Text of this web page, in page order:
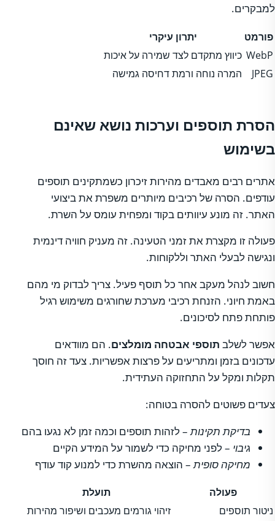
למבקרים.
פורמט
יתרון עיקרי
WebP כיווץ מתקדם לצד שמירה על איכות
JPEG
המרה נוחה ורמת דחיסה גמישה
הסרת תוספים וערכות נושא שאינם
בשימוש
אתרים רבים מאבדים מהירות זיכרון כשמתקינים תוספים
עודפים. הסרה של רכיבים מיותרים משפרת את ביצועי
האתר. זה מונע עיוותים בקוד ומפחית עומס על השרת.
פעולה זו מקצרת את זמני הטעינה. זה מעניק חוויה דינמית
ונגישה לבעלי האתר וללקוחות.
חשוב לנהל מעקב אחר כל תוסף פעיל. צריך לבדוק מי מהם
באמת חיוני. הזנחת רכיבי מערכת שחורגים משימוש רגיל
פותחת פתח לסיכונים.
אפשר לשלב תוספי אבטחה מומלצים. הם מוודאים
עדכונים בזמן ומתריעים על פרצות אפשריות. צעד זה חוסך
תקלות ומקל על התחזוקה העתידית.
צעדים פשוטים להסרה בטוחה:
בדיקת תקינות – לזהות תוספים וכמה זמן לא נגעו בהם
גיבוי – לפני מחיקה כדי לשמור על המידע הקיים
מחיקה סופית – הוצאה מהשרת כדי למנוע קוד עודף
פעולה
תועלת
ניטור תוספים
זיהוי גורמים מעכבים ושיפור מהירות